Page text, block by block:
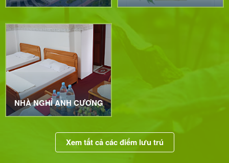
NHÀ NGHỈ ANH CƯƠNG
Xem tất cả các điểm lưu trú